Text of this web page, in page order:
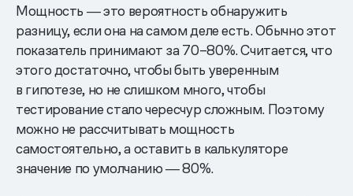
Мощность ― это вероятность обнаружить
разницу, если она на самом деле есть. Обычно этот
показатель принимают за 70–80%. Считается, что
этого достаточно, чтобы быть уверенным
в гипотезе, но не слишком много, чтобы
тестирование стало чересчур сложным. Поэтому
можно не рассчитывать мощность
самостоятельно, а оставить в калькуляторе
значение по умолчанию ― 80%.